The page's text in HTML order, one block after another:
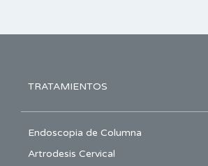
TRATAMIENTOS
Endoscopia de Columna
Artrodesis Cervical